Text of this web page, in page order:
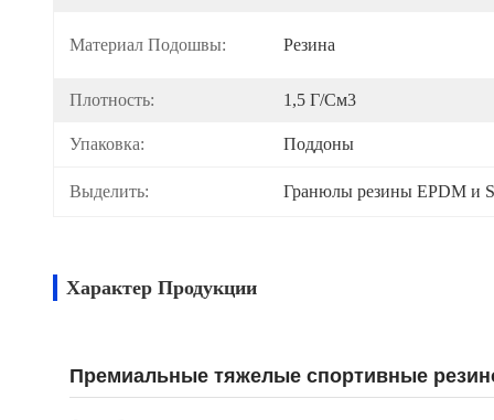
Материал Подошвы: Резина
Плотность: 1,5 Г/см3
Упаковка: Поддоны
Выделить: Гранюлы резины EPDM и
Характер Продукции
Премиальные тяжелые спортивные